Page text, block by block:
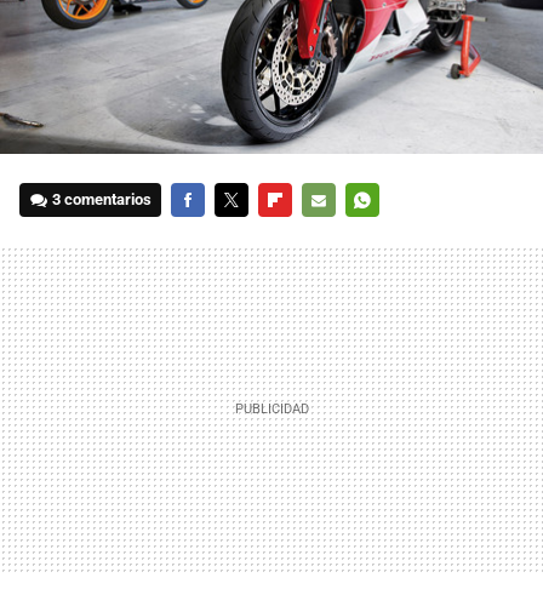
3 comentarios
MAIL